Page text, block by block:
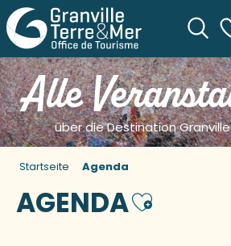
Suche
Alle
über die Destination
Startseite Agenda
AGENDAAjouter